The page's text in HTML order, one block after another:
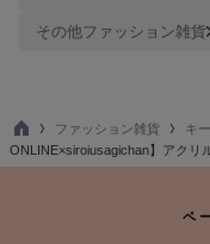
SNIDEL HOME
スナイデル ホーム
その他ファッション雑貨
TO
P
ファッション雑貨 キ
ONLINE×siroiusagichan】アクリ
ペ